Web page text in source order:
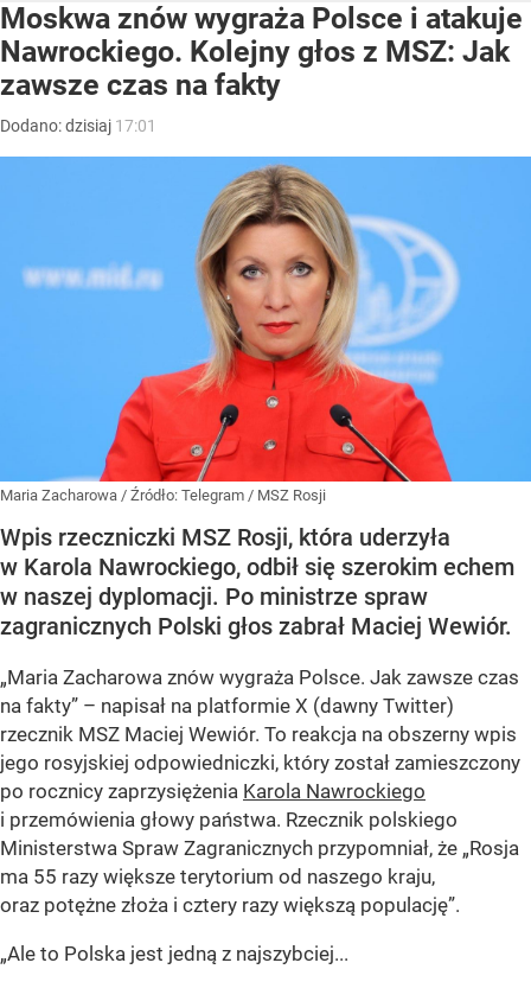
Moskwa znów wygraża Polsce i atakuje
Nawrockiego. Kolejny głos z MSZ: Jak
zawsze czas na fakty
Dodano:dzisiaj 17:01
Maria Zacharowa / Źródło: Telegram / MSZ Rosji
Wpis rzeczniczki MSZ Rosji, która uderzyła
w Karola Nawrockiego, odbił się szerokim echem
w naszej dyplomacji. Po ministrze spraw
zagranicznych Polski głos zabrał Maciej Wewiór.
„Maria Zacharowa znów wygraża Polsce. Jak zawsze czas
na fakty” – napisał na platformie X (dawny Twitter)
rzecznik MSZ Maciej Wewiór. To reakcja na obszerny wpis
jego rosyjskiej odpowiedniczki, który został zamieszczony
po rocznicy zaprzysiężenia Karola Nawrockiego
i przemówienia głowy państwa. Rzecznik polskiego
Ministerstwa Spraw Zagranicznych przypomniał, że „Rosja
ma 55 razy większe terytorium od naszego kraju,
oraz potężne złoża i cztery razy większą populację”.
„Ale to Polska jest jedną z najszybciej...